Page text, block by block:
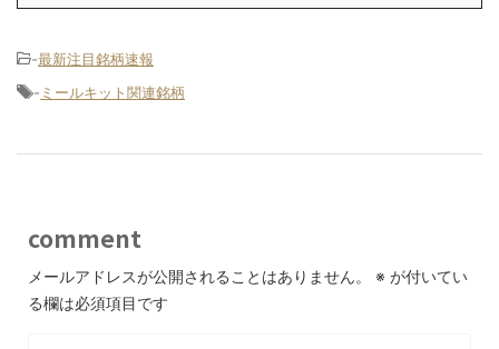
-最新注目銘柄速報
- ミールキット関連銘柄
comment
メールアドレスが公開されることはありません。 ※ が付いてい
る欄は必須項目です